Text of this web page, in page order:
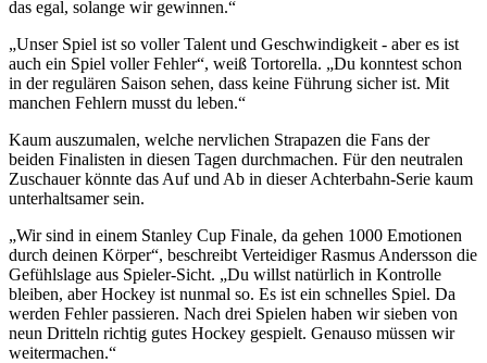
das egal, solange wir gewinnen.“
„Unser Spiel ist so voller Talent und Geschwindigkeit - aber es ist
auch ein Spiel voller Fehler“, weiß Tortorella. „Du konntest schon
in der regulären Saison sehen, dass keine Führung sicher ist. Mit
manchen Fehlern musst du leben.“
Kaum auszumalen, welche nervlichen Strapazen die Fans der
beiden Finalisten in diesen Tagen durchmachen. Für den neutralen
Zuschauer könnte das Auf und Ab in dieser Achterbahn-Serie kaum
unterhaltsamer sein.
„Wir sind in einem Stanley Cup Finale, da gehen 1000 Emotionen
durch deinen Körper“, beschreibt Verteidiger Rasmus Andersson die
Gefühlslage aus Spieler-Sicht. „Du willst natürlich in Kontrolle
bleiben, aber Hockey ist nunmal so. Es ist ein schnelles Spiel. Da
werden Fehler passieren. Nach drei Spielen haben wir sieben von
neun Dritteln richtig gutes Hockey gespielt. Genauso müssen wir
weitermachen.“